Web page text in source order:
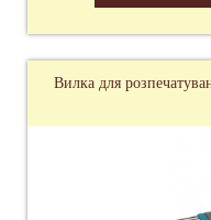
Вилка для